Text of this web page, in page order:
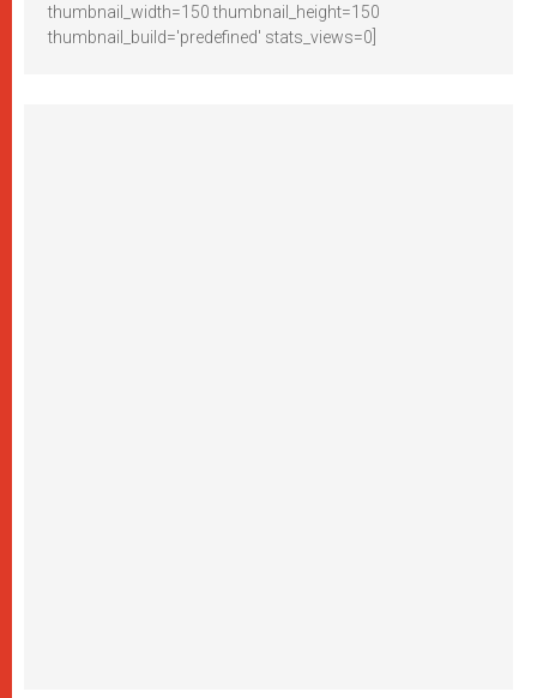
thumbnail_width=150 thumbnail_height=150
thumbnail_build='predefined' stats_views=0]